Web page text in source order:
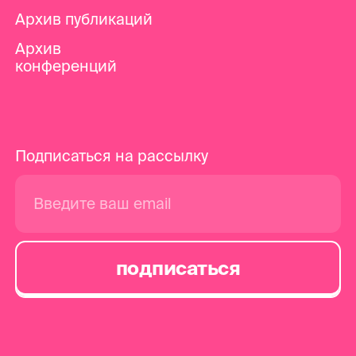
Архив публикаций
Архив
конференций
Подписаться на рассылку